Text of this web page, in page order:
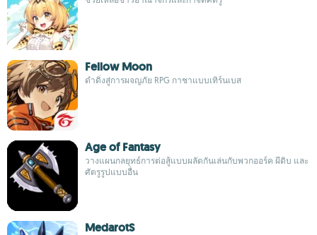
Fellow Moon
ดำดิ่งสู่การผจญภัย RPG กาชาแบบเทิร์นเบส
Age of Fantasy
วางแผนกลยุทธ์การต่อสู้แบบผลัดกันเล่นกับพวกออร์ค ผีดิบ และ
ศัตรูรูปแบบอื่น
MedarotS